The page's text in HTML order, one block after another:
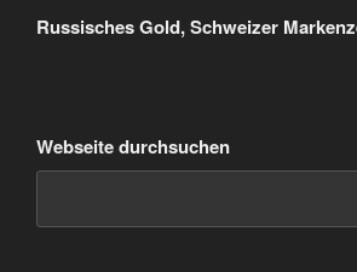
Beitrag
Russisches Gold, Schweizer
Webseite durchsuchen